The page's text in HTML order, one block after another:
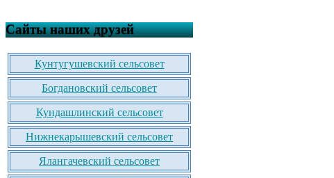
Сайты наших друзей
Кунтугушевский сельсовет
Богдановский сельсовет
Кундашлинский сельсовет
Нижнекарышевский сельсовет
Ялангачевский сельсовет